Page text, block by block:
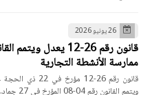
26 يونيو 2026
ممارسة الأنشطة التجارية